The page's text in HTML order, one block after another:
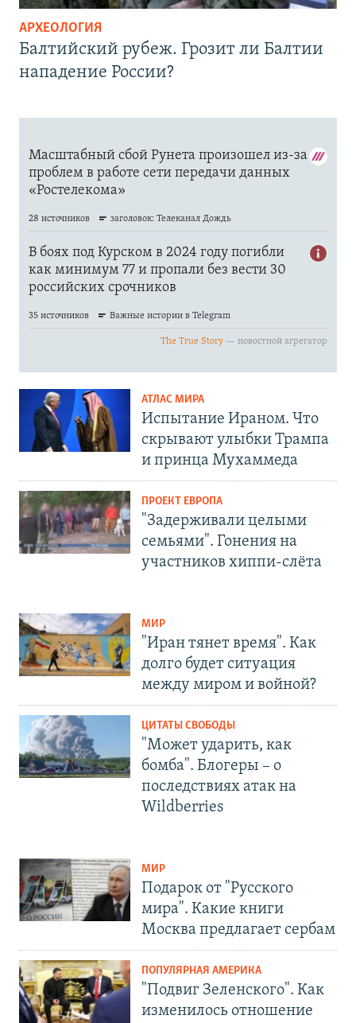
АРХЕОЛОГИЯ
Балтийский рубеж. Грозит ли Балтии
нападение России?
АТЛАС МИРА
Испытание Ираном. Что
скрывают улыбки Трампа
и принца Мухаммеда
ПРОЕКТ ЕВРОПА
"Задерживали целыми
семьями". Гонения на
участников хиппи-слёта
МИР
"Иран тянет время". Как
долго будет ситуация
между миром и войной?
ЦИТАТЫ СВОБОДЫ
"Может ударить, как
бомба". Блогеры – о
последствиях атак на
Wildberries
МИР
Подарок от "Русского
мира". Какие книги
Москва предлагает сербам
ПОПУЛЯРНАЯ АМЕРИКА
"Подвиг Зеленского". Как
изменилось отношение